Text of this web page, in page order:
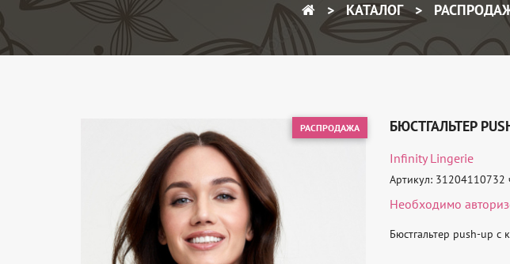
КАТАЛОГ
РАСПРОДАЖА БЮСТГАЛЬТЕР
Infinity Lingerie
Артикул: 31204110732
Необходимо
Бюстгальтер push-up с